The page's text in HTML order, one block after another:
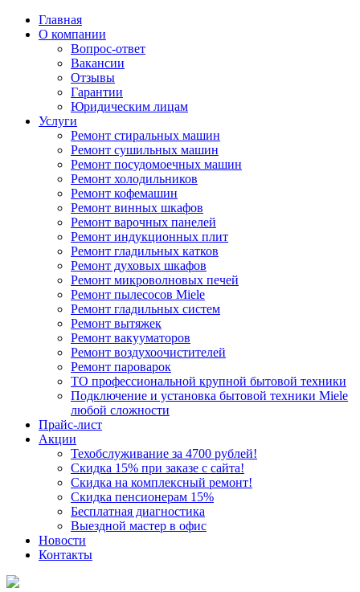
Главная
О компании
Вопрос-ответ
Вакансии
Отзывы
Гарантии
Юридическим лицам
Услуги
Ремонт стиральных машин
Ремонт сушильных машин
Ремонт посудомоечных машин
Ремонт холодильников
Ремонт кофемашин
Ремонт винных шкафов
Ремонт варочных панелей
Ремонт индукционных плит
Ремонт гладильных катков
Ремонт духовых шкафов
Ремонт микроволновых печей
Ремонт пылесосов Miele
Ремонт гладильных систем
Ремонт вытяжек
Ремонт вакууматоров
Ремонт воздухоочистителей
Ремонт пароварок
ТО профессиональной крупной бытовой техники
Подключение и установка бытовой техники Miele
любой сложности
Прайс-лист
Акции
Техобслуживание за 4700 рублей!
Cкидка 15% при заказе с сайта!
Скидка на комплексный ремонт!
Скидка пенсионерам 15%
Бесплатная диагностика
Выездной мастер в офис
Новости
Контакты